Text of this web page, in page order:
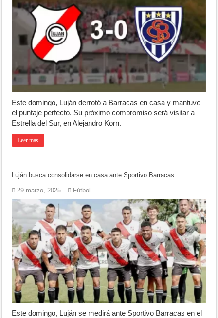
Patentes: La Provincia lanzó un asistente virtual para consultar
Corte de energía en Olivera: cuándo será y cuánto durará
Detuvieron a la mujer que acompañaba al acusado de balear a un
El pronóstico anticipa una semana que cambiará de golpe en la
Teatro El Galpón sufrió un robo y pide ayuda
Este domingo, Luján derrotó a Barracas en casa y mantuvo
el puntaje perfecto. Su próximo compromiso será visitar a
Estrella del Sur, en Alejandro Korn.
Leer mas
Luján busca consolidarse en casa ante Sportivo Barracas
29 marzo, 2025 Fútbol
Este domingo, Luján se medirá ante Sportivo Barracas en el